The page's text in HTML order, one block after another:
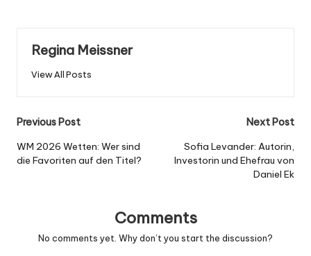
Regina Meissner
View All Posts
Post
navigation
Previous Post
WM 2026 Wetten: Wer sind
die Favoriten auf den Titel?
Next Post
Sofia Levander: Autorin,
Investorin und Ehefrau von
Daniel Ek
Comments
No comments yet. Why don’t you start the discussion?